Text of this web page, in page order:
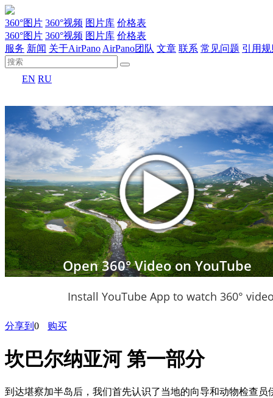
360°图片 360°视频 图片库 价格表
360°图片 360°视频 图片库 价格表
服务 新闻 关于AirPano AirPano团队 文章 联系 常见问题 引用
EN RU
Open 360° Video on YouTube
Install YouTube App to watch 360°
分享到 0 购买
坎巴尔纳亚河 第一部分
到达堪察加半岛后，我们首先认识了当地的向导和动物检查员